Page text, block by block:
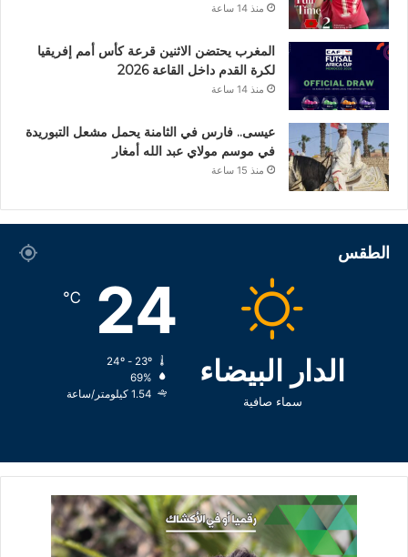
منذ 14 ساعة
المغرب يحتضن الاثنين قرعة كأس أمم إفريقيا
لكرة القدم داخل القاعة 2026
منذ 14 ساعة
عيسى.. فارس في الثامنة يحمل مشعل التبوريدة
في موسم مولاي عبد الله أمغار
منذ 15 ساعة
الطقس
الدار البيضاء
سماء صافية
24
℃
69%
1.54 كيلومتر/ساعة